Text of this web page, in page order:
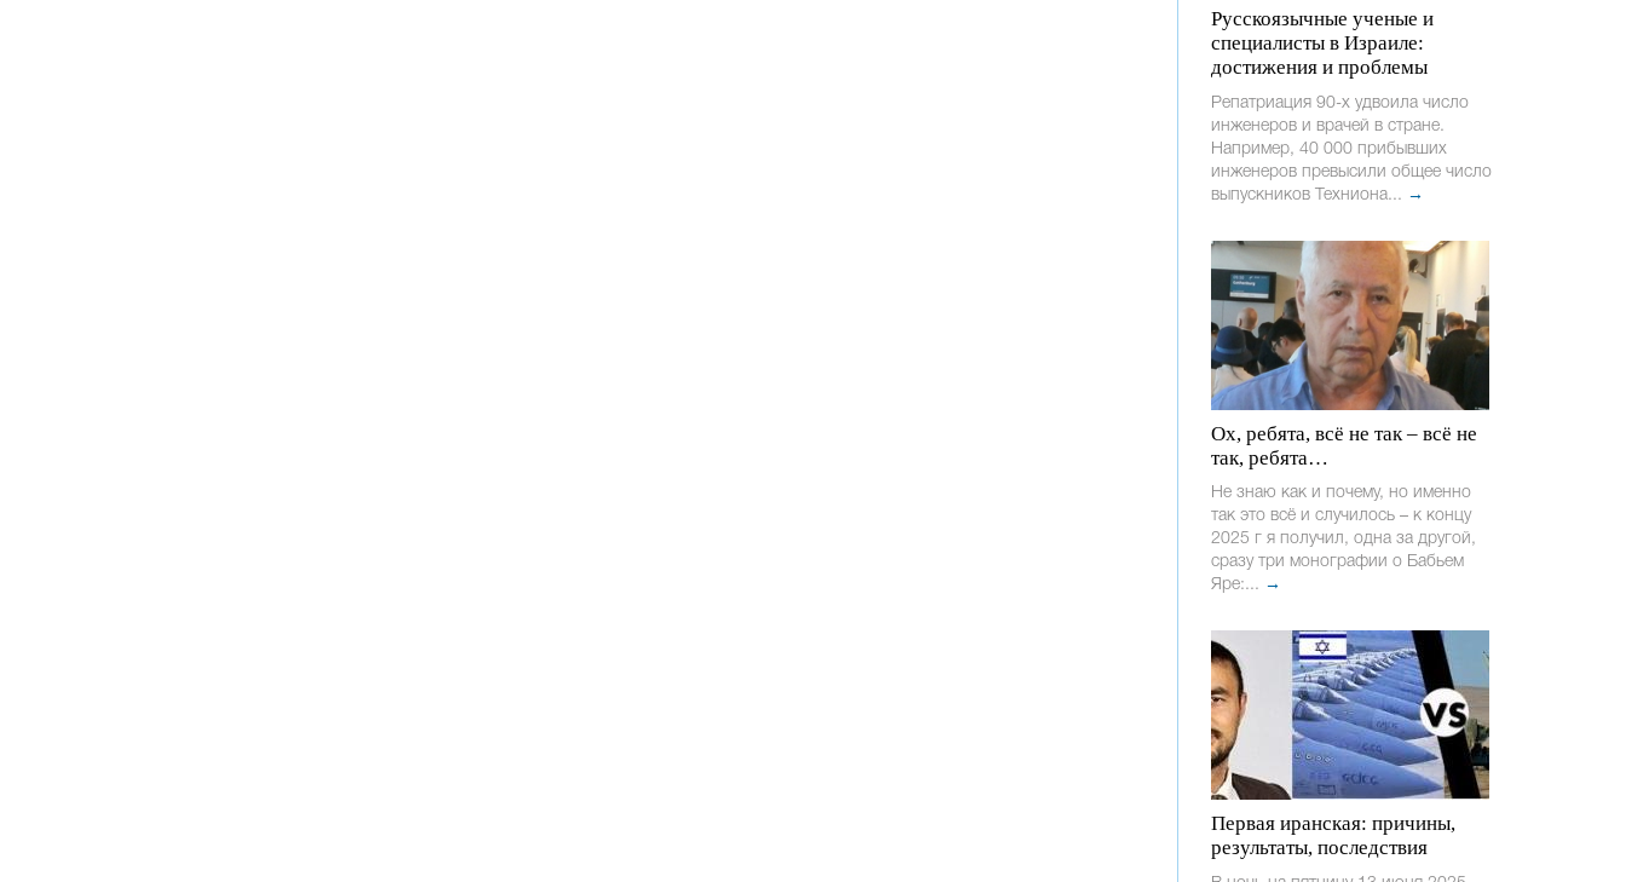
Русскоязычные ученые и
специалисты в Израиле:
достижения и проблемы
Репатриация 90-х удвоила число
инженеров и врачей в стране.
Например, 40 000 прибывших
инженеров превысили общее число
выпускников Техниона... →
Ох, ребята, всё не так – всё не
так, ребята…
Не знаю как и почему, но именно
так это всё и случилось – к концу
2025 г я получил, одна за другой,
сразу три монографии о Бабьем
Яре:... →
Первая иранская: причины,
результаты, последствия